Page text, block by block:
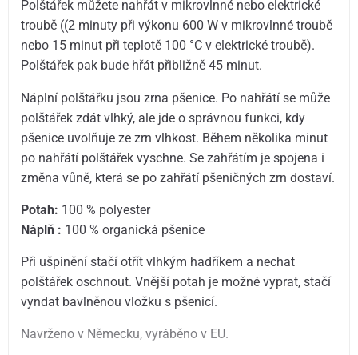
Polštářek můžete nahřát v mikrovlnné nebo elektrické
troubě ((2 minuty při výkonu 600 W v mikrovlnné troubě
nebo 15 minut při teplotě 100 °C v elektrické troubě).
Polštářek pak bude hřát přibližně 45 minut.
Náplní polštářku jsou zrna pšenice. Po nahřátí se může
polštářek zdát vlhký, ale jde o správnou funkci, kdy
pšenice uvolňuje ze zrn vlhkost. Během několika minut
po nahřátí polštářek vyschne. Se zahřátím je spojena i
změna vůně, která se po zahřátí pšeničných zrn dostaví.
Potah: 100 % polyester
Náplň : 100 % organická pšenice
Při ušpinění stačí otřít vlhkým hadříkem a nechat
polštářek oschnout. Vnější potah je možné vyprat, stačí
vyndat bavlněnou vložku s pšenicí.
Navrženo v Německu, vyráběno v EU.